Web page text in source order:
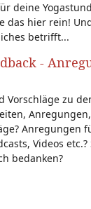
deine
das hier rein!
betrifft...
-
zu
Anregungen,
Anregungen
Videos
bedanken?